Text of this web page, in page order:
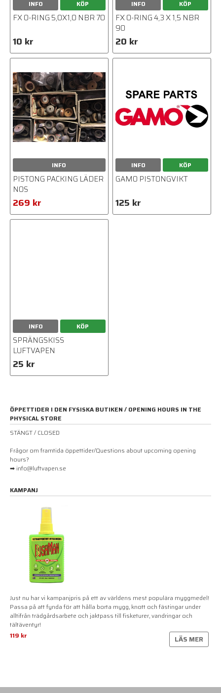
INFO KÖP
FX O-RING 5,0X1,0 NBR 70
10 kr
INFO KÖP
FX O-RING 4,3 X 1,5 NBR
90
20 kr
INFO
PISTONG PACKING LÄDER
NOS
269 kr
INFO KÖP
GAMO PISTONGVIKT
125 kr
INFO KÖP
SPRÄNGSKISS
LUFTVAPEN
25 kr
ÖPPETTIDER I DEN FYSISKA BUTIKEN / OPENING HOURS IN THE
PHYSICAL STORE
STÄNGT / CLOSED
Frågor om framtida öppettider/Questions about upcoming opening
hours?
➡ info@luftvapen.se
KAMPANJ
Just nu har vi kampanjpris på ett av världens mest populära myggmedel!
Passa på att fynda för att hålla borta mygg, knott och fästingar under
alltifrån trädgårdsarbete och jaktpass till fisketurer, vandringar och
tältäventyr!
119 kr
LÄS MER